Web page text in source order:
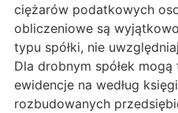
ciężarów podatkowych
obliczeniowe są
typu spółki, nie
Dla drobnym spółek
ewidencje na według
rozbudowanych